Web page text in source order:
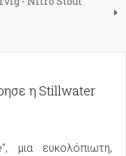
η Stillwater
μια ευκολόπιωτη,